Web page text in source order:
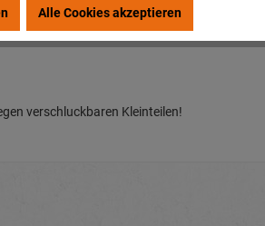
verschluckbaren Kleinteilen!
Alle Cookies akzeptieren